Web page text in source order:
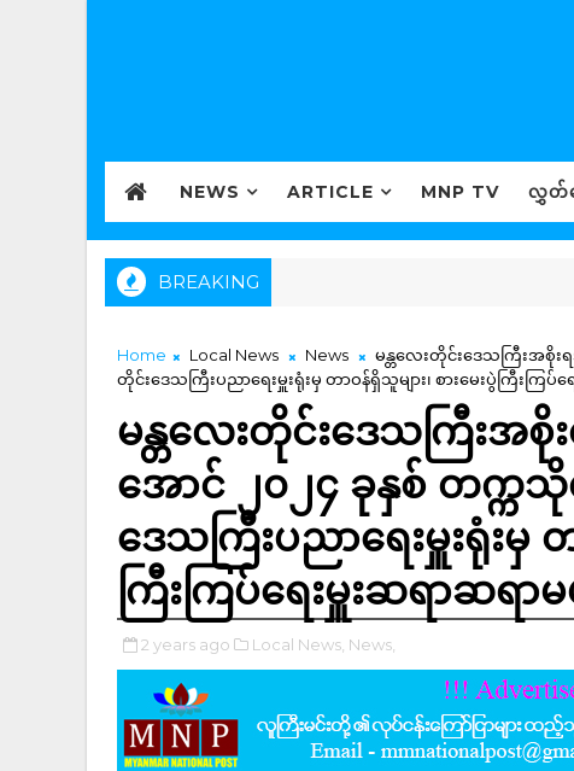
NEWS ARTICLE MNP TV လွှတ်
BREAKING
Home Local News News
မန္တလေးတိုင်းဒေသကြီးအစို
တိုင်းဒေသကြီးပညာရေးမှူးရုံးမှ တာဝန်ရှိသူများ၊ စားမေးပွဲကြီးကြပ်
မန္တလေးတိုင်းဒေသကြီးအစိုး
အောင် ၂၀၂၄ ခုနှစ် တက္က
ဒေသကြီးပညာရေးမှူးရုံးမှ တ
ကြီးကြပ်ရေးမှူးဆရာဆရာ
2 years ago Local News, News,